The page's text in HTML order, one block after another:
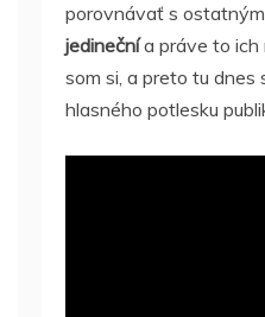
porovnávať s
jedinečnía práve to ich
som si, a preto tu dnes
hlasného potlesku